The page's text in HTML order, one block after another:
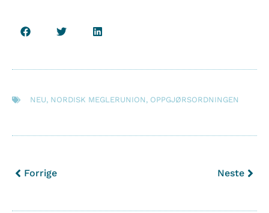
NEU, NORDISK MEGLERUNION , OPPGJØRSORDNINGEN
Forrige Neste